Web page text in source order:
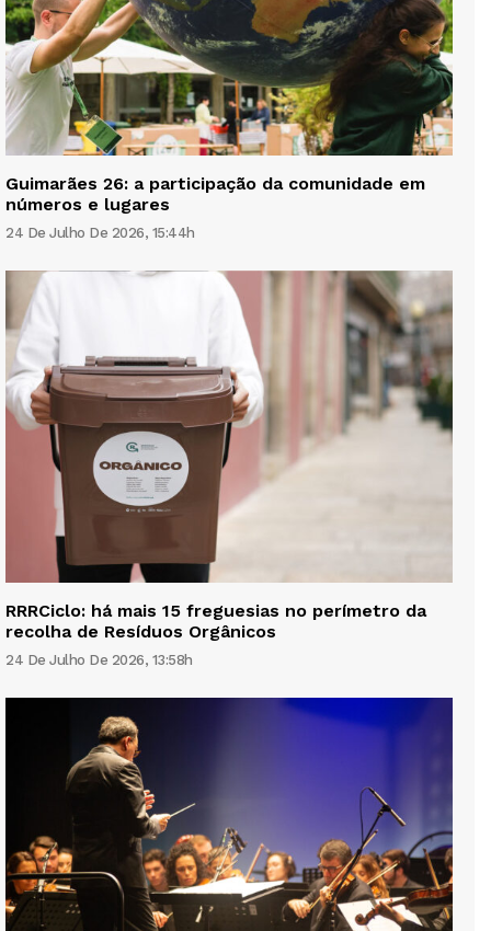
Guimarães 26: a participação da comunidade em
números e lugares
24 De Julho De 2026, 15:44h
RRRCiclo: há mais 15 freguesias no perímetro da
recolha de Resíduos Orgânicos
24 De Julho De 2026, 13:58h